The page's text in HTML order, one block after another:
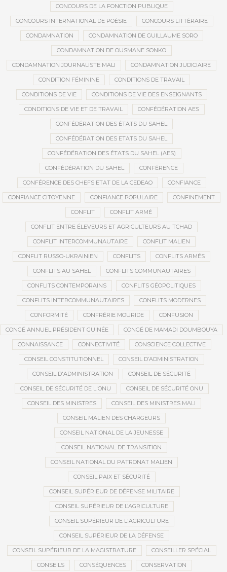
CONCOURS DE LA FONCTION PUBLIQUE
CONCOURS INTERNATIONAL DE POÉSIE CONCOURS LITTÉRAIRE
CONDAMNATION CONDAMNATION DE GUILLAUME SORO
CONDAMNATION DE OUSMANE SONKO
CONDAMNATION JOURNALISTE MALI CONDAMNATION JUDICIAIRE
CONDITION FÉMININE CONDITIONS DE TRAVAIL
CONDITIONS DE VIE CONDITIONS DE VIE DES ENSEIGNANTS
CONDITIONS DE VIE ET DE TRAVAIL CONFÉDÉRATION AES
CONFÉDÉRATION DES ÉTATS DU SAHEL
CONFÉDÉRATION DES ETATS DU SAHEL
CONFÉDÉRATION DES ÉTATS DU SAHEL (AES)
CONFÉDÉRATION DU SAHEL CONFÉRENCE
CONFÉRENCE DES CHEFS ETAT DE LA CEDEAO CONFIANCE
CONFIANCE CITOYENNE CONFIANCE POPULAIRE CONFINEMENT
CONFLIT CONFLIT ARMÉ
CONFLIT ENTRE ÉLEVEURS ET AGRICULTEURS AU TCHAD
CONFLIT INTERCOMMUNAUTAIRE CONFLIT MALIEN
CONFLIT RUSSO-UKRAINIEN CONFLITS CONFLITS ARMÉS
CONFLITS AU SAHEL CONFLITS COMMUNAUTAIRES
CONFLITS CONTEMPORAINS CONFLITS GÉOPOLITIQUES
CONFLITS INTERCOMMUNAUTAIRES CONFLITS MODERNES
CONFORMITÉ CONFRÉRIE MOURIDE CONFUSION
CONGÉ ANNUEL PRÉSIDENT GUINÉE CONGÉ DE MAMADI DOUMBOUYA
CONNAISSANCE CONNECTIVITÉ CONSCIENCE COLLECTIVE
CONSEIL CONSTITUTIONNEL CONSEIL D’ADMINISTRATION
CONSEIL D'ADMINISTRATION CONSEIL DE SÉCURITÉ
CONSEIL DE SÉCURITÉ DE L'ONU CONSEIL DE SÉCURITÉ ONU
CONSEIL DES MINISTRES CONSEIL DES MINISTRES MALI
CONSEIL MALIEN DES CHARGEURS
CONSEIL NATIONAL DE LA JEUNESSE
CONSEIL NATIONAL DE TRANSITION
CONSEIL NATIONAL DU PATRONAT MALIEN
CONSEIL PAIX ET SÉCURITÉ
CONSEIL SUPÉRIEUR DE DÉFENSE MILITAIRE
CONSEIL SUPÉRIEUR DE L’AGRICULTURE
CONSEIL SUPÉRIEUR DE L'AGRICULTURE
CONSEIL SUPÉRIEUR DE LA DÉFENSE
CONSEIL SUPÉRIEUR DE LA MAGISTRATURE CONSEILLER SPÉCIAL
CONSEILS CONSÉQUENCES CONSERVATION